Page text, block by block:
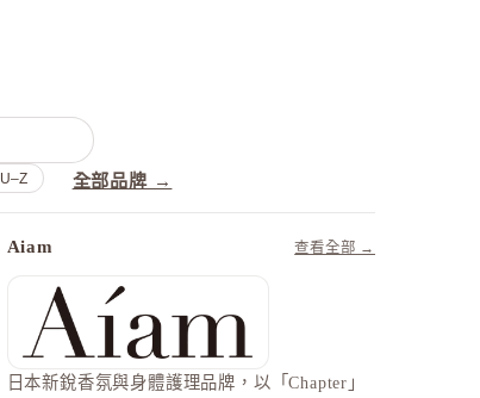
U–Z 全部品牌 →
Aiam 查看全部 →
日本新銳香氛與身體護理品牌，以「Chapter」